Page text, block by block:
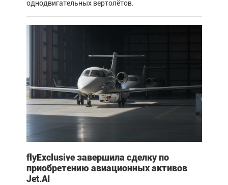
однодвигательных вертолётов.
flyExclusive завершила сделку по
приобретению авиационных активов
Jet.AI